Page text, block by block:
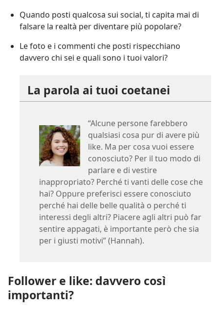
Quando posti qualcosa sui social, ti capita mai di
falsare la realtà per diventare più popolare?
Le foto e i commenti che posti rispecchiano
davvero chi sei e quali sono i tuoi valori?
La parola ai tuoi coetanei
“Alcune persone farebbero
qualsiasi cosa pur di avere più
like. Ma per cosa vuoi essere
conosciuto? Per il tuo modo di
parlare e di vestire
inappropriato? Perché ti vanti delle cose che
hai? Oppure preferisci essere conosciuto
perché hai delle belle qualità o perché ti
interessi degli altri? Piacere agli altri può far
sentire appagati, è importante però che sia
per i giusti motivi” (Hannah).
Follower e like: davvero così
importanti?